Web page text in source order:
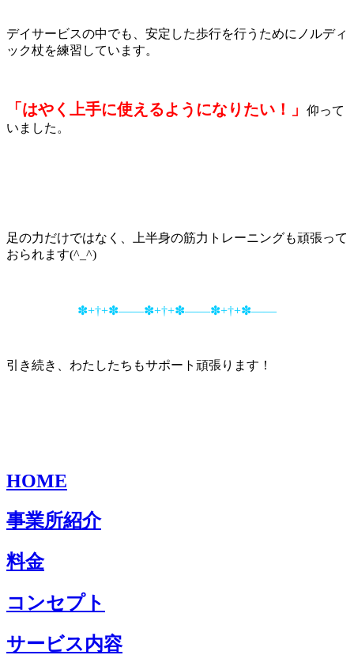
デイサービスの中でも、安定した歩行を行うためにノルディ
ック杖を練習しています。
「はやく上手に使えるようになりたい！」
仰って
いました。
足の力だけではなく、上半身の筋力トレーニングも頑張って
おられます(^_^)
✽+†+✽――✽+†+✽――✽+†+✽――
引き続き、わたしたちもサポート頑張ります！
HOME
事業所紹介
料金
コンセプト
サービス内容